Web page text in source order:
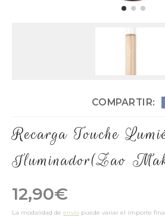
COMPARTIR:
Recarga Touche
Iluminador(Zao
12,90€
La modalidad de envío puede variar el importe